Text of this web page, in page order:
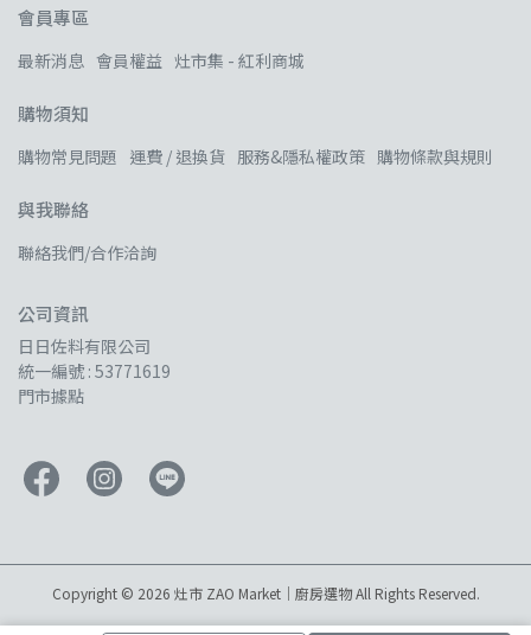
會員專區
最新消息 會員權益 灶市集 - 紅利商城
購物須知
購物常見問題 運費 / 退換貨 服務&隱私權政策 購物條款與規則
與我聯絡
聯絡我們/合作洽詢
公司資訊
日日佐料有限公司
統一編號 : 53771619
門市據點
Copyright © 2026 灶市 ZAO Market｜廚房選物All Rights Reserved.